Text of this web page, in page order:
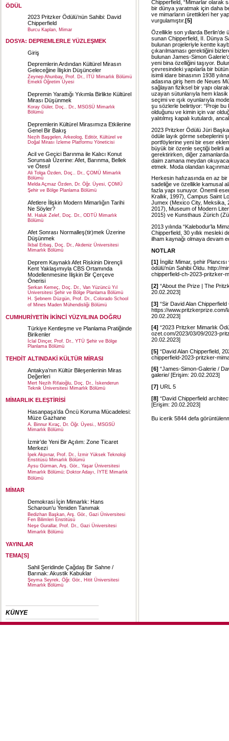
ÖDÜL
2023 Pritzker Ödülü’nün Sahibi: David
Chipperfield
Burcu Kaplan, Mimar
DOSYA: DEPREMLERLE YÜZLEŞMEK
Giriş
Depremlerin Ardından Kültürel Mirasın
Geleceğine İlişkin Düşünceler
Zeynep Ahunbay, Prof. Dr., İTÜ Mimarlık Bölümü
Emekli Öğretim Üyesi
Depremin Yarattığı Yıkımla Birlikte Kültürel
Mirası Düşünmek
Koray Güler, Doç.. Dr., MSGSÜ Mimarlık
Bölümü
Depremlerin Kültürel Mirasımıza Etkilerine
Genel Bir Bakış
Nezih Başgelen, Arkeolog, Editör, Kültürel ve
Doğal Mirası İzleme Platformu Yöneticisi
Acil ve Geçici Barınma ile Kalıcı Konut
Sorunsalı Üzerine: Afet, Barınma, Bellek
ve Ötesi!
Ali Tolga Özden, Doç.. Dr., ÇOMÜ Mimarlık
Bölümü
Melda Açmaz Özden, Dr. Öğr. Üyesi, ÇOMÜ
Şehir ve Bölge Planlama Bölümü
Afetlere İlişkin Modern Mimarlığın Tarihi
Ne Söyler?
M. Haluk Zelef, Doç. Dr., ODTÜ Mimarlık
Bölümü
Afet Sonrası Normalleş(tir)mek Üzerine
Düşünmek
İkbal Erbaş, Doç. Dr., Akdeniz Üniversitesi
Mimarlık Bölümü
Deprem Kaynaklı Afet Riskinin Dirençli
Kent Yaklaşımıyla CBS Ortamında
Modellenmesine İlişkin Bir Çerçeve
Önerisi
Serkan Kemeç, Doç. Dr., Van Yüzüncü Yıl
Üniversitesi Şehir ve Bölge Planlama Bölümü
H. Şebnem Düzgün, Prof. Dr., Colorado School
of Mines Maden Mühendisliği Bölümü
CUMHURİYETİN İKİNCİ YÜZYILINA DOĞRU
Türkiye Kentleşme ve Planlama Pratiğinde
Birikenler
İclal Dinçer, Prof. Dr., YTÜ Şehir ve Bölge
Planlama Bölümü
TEHDİT ALTINDAKİ KÜLTÜR MİRASI
Antakya’nın Kültür Bileşenlerinin Miras
Değerleri
Mert Nezih Rifaioğlu, Doç. Dr., İskenderun
Teknik Üniversitesi Mimarlık Bölümü
MİMARLIK ELEŞTİRİSİ
Hasanpaşa’da Öncü Koruma Mücadelesi:
Müze Gazhane
A. Binnur Kıraç, Dr. Öğr. Üyesi., MSGSÜ
Mimarlık Bölümü
İzmir’de Yeni Bir Açılım: Zone Ticaret
Merkezi
İpek Akpınar, Prof. Dr., İzmir Yüksek Teknoloji
Enstitüsü Mimarlık Bölümü
Aysu Gürman, Arş. Gör., Yaşar Üniversitesi
Mimarlık Bölümü; Doktor Adayı, İYTE Mimarlık
Bölümü
MİMAR
Demokrasi İçin Mimarlık: Hans
Scharoun’u Yeniden Tanımak
Bedizhan Başkan, Arş. Gör., Gazi Üniversitesi
Fen Bilimleri Enstitüsü
Neşe Gurallar, Prof. Dr., Gazi Üniversitesi
Mimarlık Bölümü
YAYINLAR
TEMA[S]
Sahil Şeridinde Çağdaş Bir Sahne /
Barınak: Akustik Kabuklar
Şeyma Seyrek, Öğr. Gör., Hitit Üniversitesi
Mimarlık Bölümü
KÜNYE
Chipperfield, “Mimarlar olarak
bir dünya yaratmak için daha
ve mimarların ürettikleri her
vurgulamıştır. [5]
Özellikle son yıllarda Berlin’de
sunan Chipperfield, II. Dünya
bulunan projeleriyle kentte
çıkarılmaması gerektiğini
bulunan James-Simon
yeni bina özelliğini taşıyor.
çevresindeki yapılarla bir
isimli idare binasının 1938
adasına giriş hem de Neues
sağlayan fiziksel bir yapı
uzayan sütunlarıyla hem
seçimi ve ışık oyunlarıyla
şu sözlerle belirtiyor: “Proje
olduğunu ve kimin için var
yalıtılmış kapalı kutulardı,
2023 Pritzker Ödülü Jüri
ödüle layık görme sebeplerini
portföylerine yeni bir eser
büyük bir özenle seçtiği belirli
gerektirirken, diğer
daim zamana meydan
etmek. Moda olandan
Herkesin hafızasında en az
sadeliğe ve özellikle kamusal
fazla yapı sunuyor. Önemli
Krallık, 1997), Campus Saint
Jumex (Mexico City, Meksika,
2017), Museum of Modern
2015) ve Kunsthaus Zürich
2013 yılında “Kalebodur’la
Chipperfield, 30 yıllık mesleki
ilham kaynağı olmaya devam
NOTLAR
[1] İngiliz Mimar, şehir
ödülü'nün Sahibi Oldu. http://
chipperfield-ch-2023-pritzker-
[2] “About the Prize | The
20.02.2023]
[3] “Sir David Alan
https://www.pritzkerprize.com/
20.02.2023]
[4] “2023 Pritzker Mimarlık
ozet.com/2023/03/09/2023-
20.02.2023]
[5] “David Alan Chipperfield,
chipperfield-2023-pritzker-
[6] “James-Simon-Galerie /
galerie/ [Erişim: 20.02.2023]
[7] URL 5
[8] “David Chipperfield
[Erişim: 20.02.2023]
Bu icerik 5844 defa